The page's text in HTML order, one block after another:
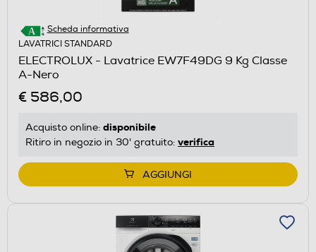
Scheda informativa
LAVATRICI STANDARD
ELECTROLUX - Lavatrice EW7F49DG 9 Kg Classe
A-Nero
€ 586,00
Acquisto online: disponibile
Ritiro in negozio in 30' gratuito: verifica
AGGIUNGI